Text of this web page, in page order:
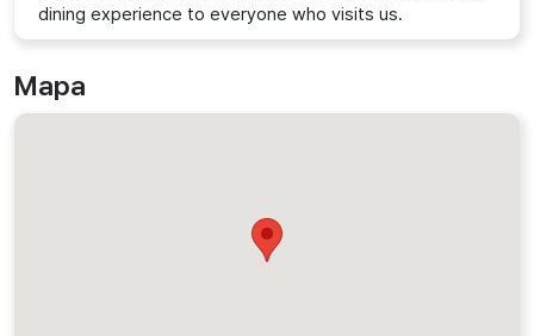
dining experience to everyone who visits us.
Mapa